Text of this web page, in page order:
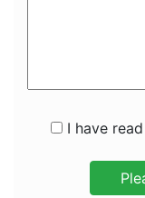
I have